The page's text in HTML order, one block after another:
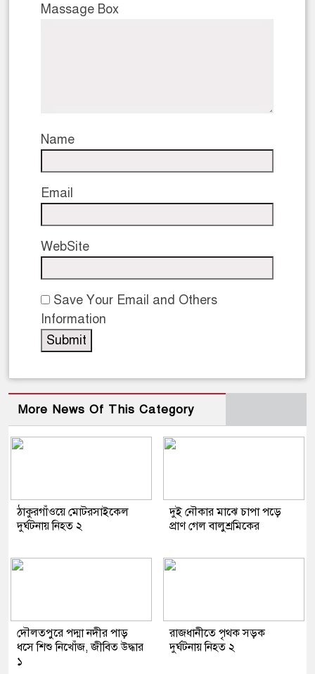
Massage Box
Name
Email
WebSite
Save Your Email and Others
Information
More News Of This Category
ঠাকুরগাঁওয়ে মোটরসাইকেল
দুর্ঘটনায় নিহত ২
দুই নৌকার মাঝে চাপা পড়ে
প্রাণ গেল বালুশ্রমিকের
দৌলতপুরে পদ্মা নদীর পাড়
ধসে শিশু নিখোঁজ, জীবিত উদ্ধার
১
রাজধানীতে পৃথক সড়ক
দুর্ঘটনায় নিহত ২